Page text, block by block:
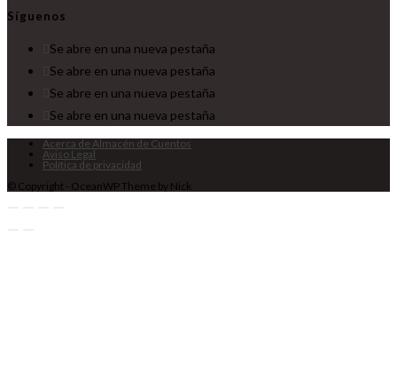
Síguenos
Se abre en una nueva pestaña
Se abre en una nueva pestaña
Se abre en una nueva pestaña
Se abre en una nueva pestaña
Acerca de Almacén de Cuentos
Aviso Legal
Política de privacidad
© Copyright - OceanWP Theme by Nick